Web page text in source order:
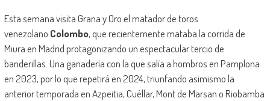
Esta semana visita Grana y Oro el matador de toros
venezolano Colombo, que recientemente mataba la corrida de
Miura en Madrid protagonizando un espectacular tercio de
banderillas. Una ganadería con la que salía a hombros en Pamplona
en 2023, por lo que repetirá en 2024, triunfando asimismo la
anterior temporada en Azpeitia, Cuéllar, Mont de Marsan o Riobamba